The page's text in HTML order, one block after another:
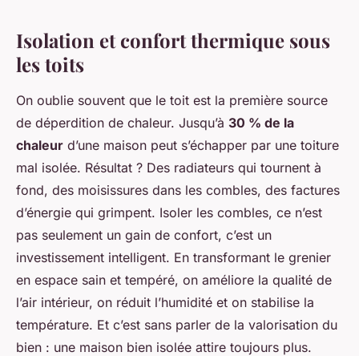
Isolation et confort thermique sous
les toits
On oublie souvent que le toit est la première source
de déperdition de chaleur. Jusqu’à 30 % de la
chaleur d’une maison peut s’échapper par une toiture
mal isolée. Résultat ? Des radiateurs qui tournent à
fond, des moisissures dans les combles, des factures
d’énergie qui grimpent. Isoler les combles, ce n’est
pas seulement un gain de confort, c’est un
investissement intelligent. En transformant le grenier
en espace sain et tempéré, on améliore la qualité de
l’air intérieur, on réduit l’humidité et on stabilise la
température. Et c’est sans parler de la valorisation du
bien : une maison bien isolée attire toujours plus.